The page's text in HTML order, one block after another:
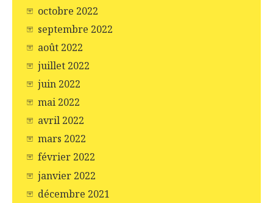
octobre 2022
septembre 2022
août 2022
juillet 2022
juin 2022
mai 2022
avril 2022
mars 2022
février 2022
janvier 2022
décembre 2021